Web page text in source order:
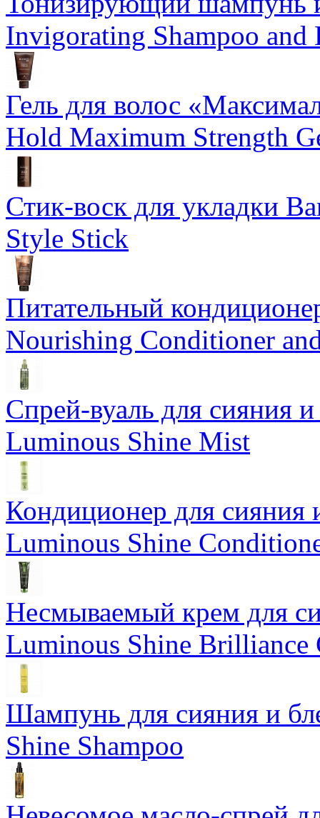
Invigorating Shampoo and
Гель для волос
Hold Maximum Strength
Стик-воск для укладки
Style Stick
Питательный
Nourishing Conditioner
Спрей-вуаль для сияния
Luminous Shine Mist
Кондиционер для сияния
Luminous Shine
Несмываемый крем для
Luminous Shine Brilliance
Шампунь для сияния и
Shine Shampoo